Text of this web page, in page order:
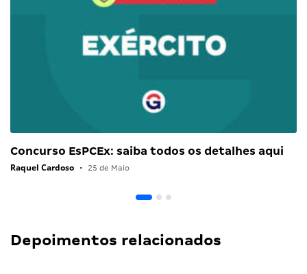
Concurso EsPCEx: saiba todos os detalhes aqui
Raquel Cardoso • 25 de Maio
Depoimentos relacionados